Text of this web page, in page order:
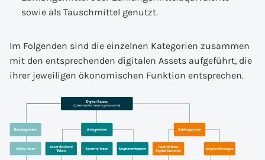
sowie als Tauschmittel genutzt.
Im Folgenden sind die einzelnen Kategorien zusammen
mit den entsprechenden digitalen Assets aufgeführt, die
ihrer jeweiligen ökonomischen Funktion entsprechen.